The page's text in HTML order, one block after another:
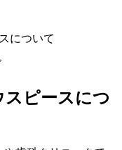
について
ピースにつ